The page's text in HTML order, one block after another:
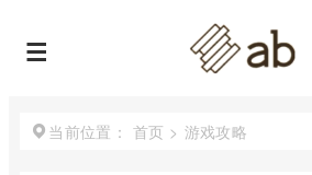
当前位置： 首页 > 游戏攻略